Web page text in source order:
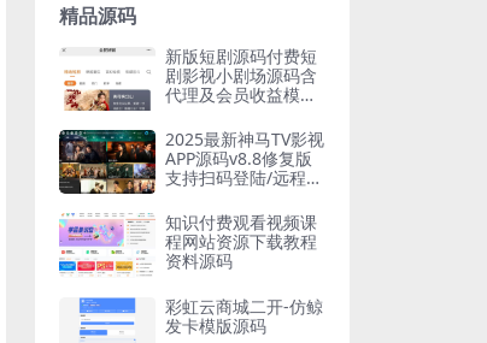
精品源码
新版短剧源码付费短
剧影视小剧场源码含
代理及会员收益模式
2025最新神马TV影视
APP源码v8.8修复版
支持扫码登陆/远程搜
音/多套UI/对接易支
付 TV端影视APP系统
可完美运营
知识付费观看视频课
程网站资源下载教程
资料源码
彩虹云商城二开-仿鲸
发卡模版源码